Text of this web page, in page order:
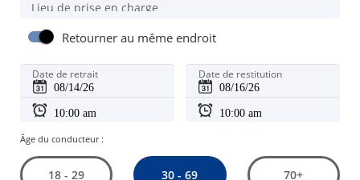
Lieu de prise en charge
Retourner au même endroit
Date de retrait Date de restitution
Âge du conducteur :
18 - 29 30 - 69 70+